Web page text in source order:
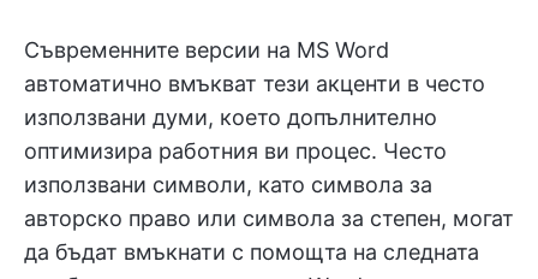
Съвременните версии на MS Word
автоматично вмъкват тези акценти в често
използвани думи, което допълнително
оптимизира работния ви процес. Често
използвани символи, като символа за
авторско право или символа за степен, могат
да бъдат вмъкнати с помощта на следната